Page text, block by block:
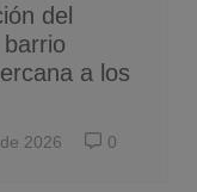
del
a los
2026 0